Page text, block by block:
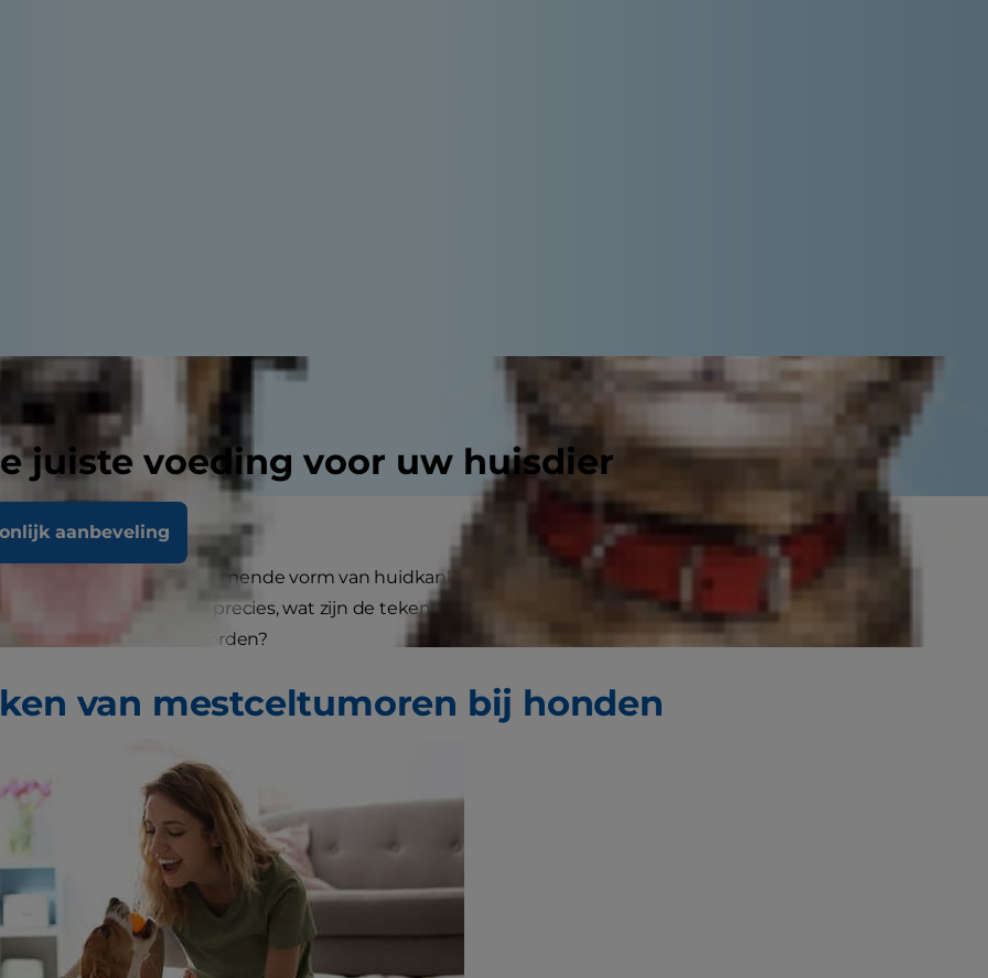
juiste voeding voor uw huisdier
aanbeveling
zijn de meest voorkomende vorm van huidkanker bij honden, volgens de
Animal
wat is een mestceltumor precies, wat zijn de tekenen van mestceltumoren bij honden en
tumoren behandeld worden?
van mestceltumoren bij honden